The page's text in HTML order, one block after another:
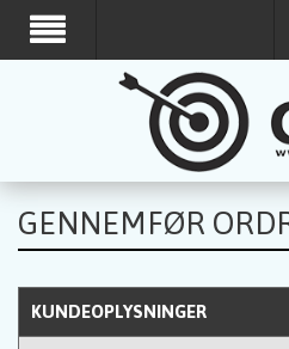
GENNEMFØR
KUNDEOPLYSNINGER